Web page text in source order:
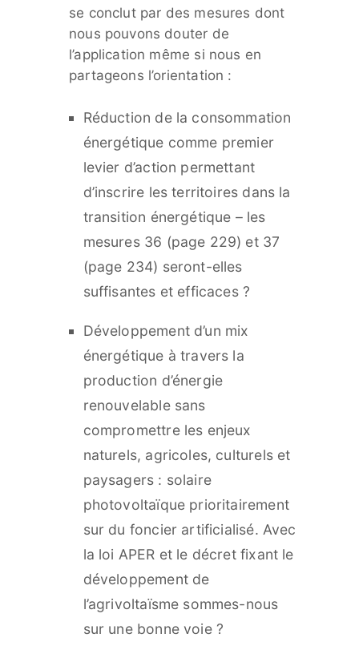
se conclut par des mesures dont
nous pouvons douter de
l’application même si nous en
partageons l’orientation :
Réduction de la consommation
énergétique comme premier
levier d’action permettant
d’inscrire les territoires dans la
transition énergétique – les
mesures 36 (page 229) et 37
(page 234) seront-elles
suffisantes et efficaces ?
Développement d’un mix
énergétique à travers la
production d’énergie
renouvelable sans
compromettre les enjeux
naturels, agricoles, culturels et
paysagers : solaire
photovoltaïque prioritairement
sur du foncier artificialisé. Avec
la loi APER et le décret fixant le
développement de
l’agrivoltaïsme sommes-nous
sur une bonne voie ?